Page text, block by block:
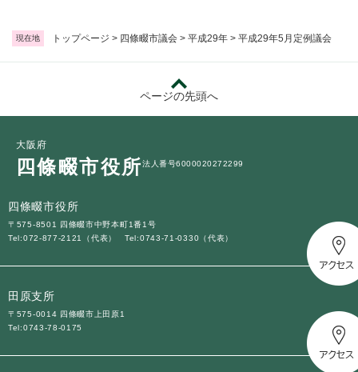
現在地 トップページ > 四條畷市議会 > 平成29年 > 平成29年5月定例議会
ページの先頭へ
大阪府
四條畷市役所法人番号6000020272299
四條畷市役所
〒575-8501 四條畷市中野本町1番1号
Tel:072-877-2121（代表）
Tel:0743-71-0330（代表）
田原支所
〒575-0014 四條畷市上田原1
Tel:0743-78-0175